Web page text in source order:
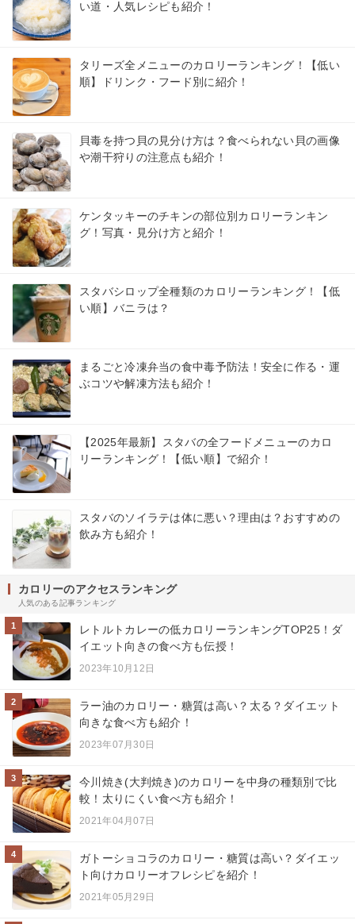
い道・人気レシピも紹介！
タリーズ全メニューのカロリーランキング！【低い
順】ドリンク・フード別に紹介！
貝毒を持つ貝の見分け方は？食べられない貝の画像
や潮干狩りの注意点も紹介！
ケンタッキーのチキンの部位別カロリーランキン
グ！写真・見分け方と紹介！
スタバシロップ全種類のカロリーランキング！【低
い順】バニラは？
まるごと冷凍弁当の食中毒予防法！安全に作る・運
ぶコツや解凍方法も紹介！
【2025年最新】スタバの全フードメニューのカロ
リーランキング！【低い順】で紹介！
スタバのソイラテは体に悪い？理由は？おすすめの
飲み方も紹介！
カロリーのアクセスランキング
人気のある記事ランキング
1
レトルトカレーの低カロリーランキングTOP25！ダ
イエット向きの食べ方も伝授！
2023年10月12日
2
ラー油のカロリー・糖質は高い？太る？ダイエット
向きな食べ方も紹介！
2023年07月30日
3
今川焼き(大判焼き)のカロリーを中身の種類別で比
較！太りにくい食べ方も紹介！
2021年04月07日
4
ガトーショコラのカロリー・糖質は高い？ダイエッ
ト向けカロリーオフレシピを紹介！
2021年05月29日